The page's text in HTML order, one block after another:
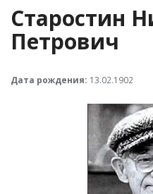
Старостин
Петрович
Дата рождения: 13.02.1902